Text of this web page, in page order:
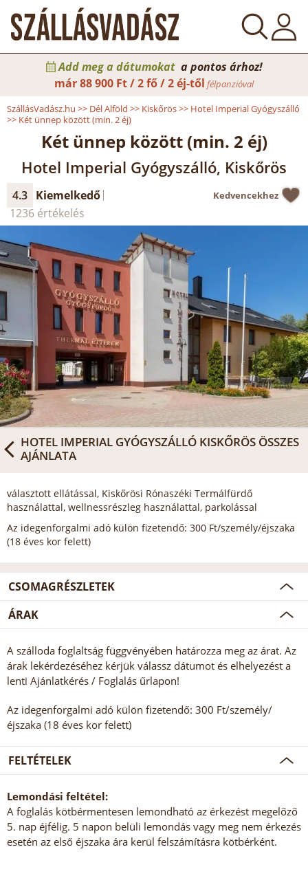
Add meg a dátumokat a pontos árhoz!
már88 900 Ft / 2 fő / 2 éj-től félpanzióval
SzállásVadász.hu >> Dél Alföld >> Kiskőrös>> Hotel Imperial Gyógyszálló
>> Két ünnep között (min. 2 éj)
Két ünnep között (min. 2 éj)
Hotel Imperial Gyógyszálló, Kiskőrös
4.3 Kiemelkedő
1236 értékelés
Kedvencekhez
HOTEL IMPERIAL GYÓGYSZÁLLÓ KISKŐRÖS ÖSSZES
AJÁNLATA
választott ellátással, Kiskőrösi Rónaszéki Termálfürdő
használattal, wellnessrészleg használattal, parkolással
Az idegenforgalmi adó külön fizetendő: 300 Ft/személy/éjszaka
(18 éves kor felett)
CSOMAGRÉSZLETEK
ÁRAK
A szálloda foglaltság függvényében határozza meg az árat. Az
árak lekérdezéséhez kérjük válassz dátumot és elhelyezést a
lenti Ajánlatkérés / Foglalás űrlapon!
Az idegenforgalmi adó külön fizetendő: 300 Ft/személy/
éjszaka (18 éves kor felett)
FELTÉTELEK
Lemondási feltétel:
A foglalás kötbérmentesen lemondható az érkezést megelőző
5. nap éjfélig. 5 napon belüli lemondás vagy meg nem érkezés
esetén az első éjszaka ára kerül felszámításra kötbérként.